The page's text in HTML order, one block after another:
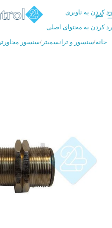
رد کردن به ناوبری
رد کردن به محتوای اصلی
منو
خانه سنسور و ترانسمیتر سنسور